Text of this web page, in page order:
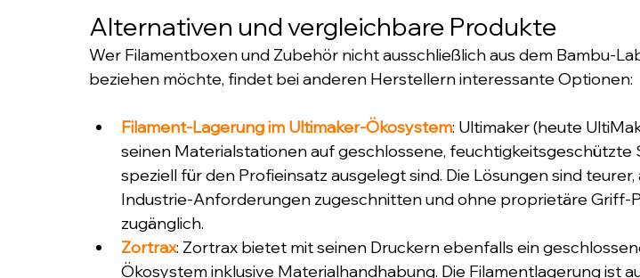
Alternativen und vergleichbare Produkte
Wer Filamentboxen und Zubehör nicht ausschließlich aus dem Bambu-
beziehen möchte, findet bei anderen Herstellern interessante Optionen:
Filament-Lagerung im Ultimaker-Ökosystem: Ultimaker (heute
seinen Materialstationen auf geschlossene, feuchtigkeitsgeschützte
speziell für den Profieinsatz ausgelegt sind. Die Lösungen sind
Industrie-Anforderungen zugeschnitten und ohne proprietäre Griff-
zugänglich.
Zortrax: Zortrax bietet mit seinen Druckern ebenfalls ein
Ökosystem inklusive Materialhandhabung. Die Filamentlagerung ist